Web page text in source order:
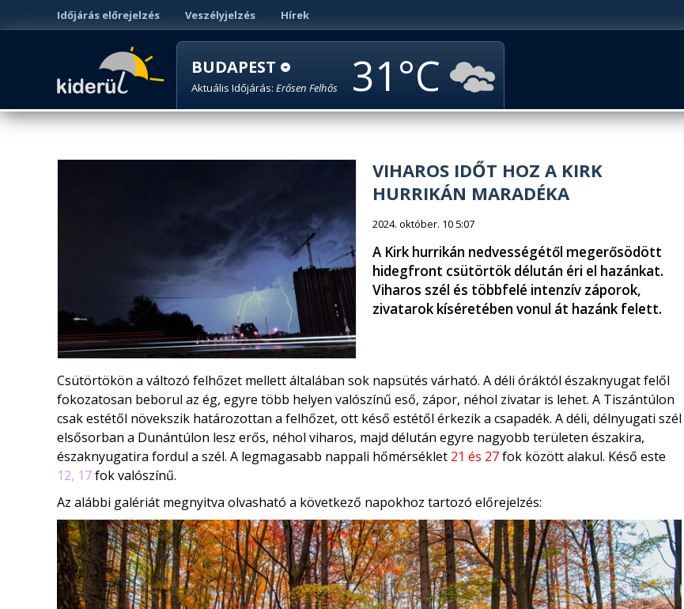
Időjárás előrejelzés Veszélyjelzés Hírek
BUDAPEST
Aktuális Időjárás: Erősen Felhős 31
VIHAROS IDŐT HOZ A KIRK
HURRIKÁN MARADÉKA
2024. október. 10 5:07
A Kirk hurrikán nedvességétől megerősödött
hidegfront csütörtök délután éri el hazánkat.
Viharos szél és többfelé intenzív záporok,
zivatarok kíséretében vonul át hazánk felett.
Csütörtökön a változó felhőzet mellett általában sok napsütés várható. A déli óráktól északnyugat felől
fokozatosan beborul az ég, egyre több helyen valószínű eső, zápor, néhol zivatar is lehet. A Tiszántúlon
csak estétől növekszik határozottan a felhőzet, ott késő estétől érkezik a csapadék. A déli, délnyugati szél
elsősorban a Dunántúlon lesz erős, néhol viharos, majd délután egyre nagyobb területen északira,
északnyugatira fordul a szél. A legmagasabb nappali hőmérséklet 21 és 27fok között alakul. Késő este
12, 17fok valószínű.
Az alábbi galériát megnyitva olvasható a következő napokhoz tartozó előrejelzés: